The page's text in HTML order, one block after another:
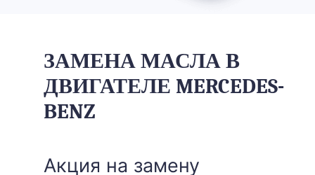
ЗАМЕНА МАСЛА В
ДВИГАТЕЛЕ MERCEDES-
BENZ
Акция на замену